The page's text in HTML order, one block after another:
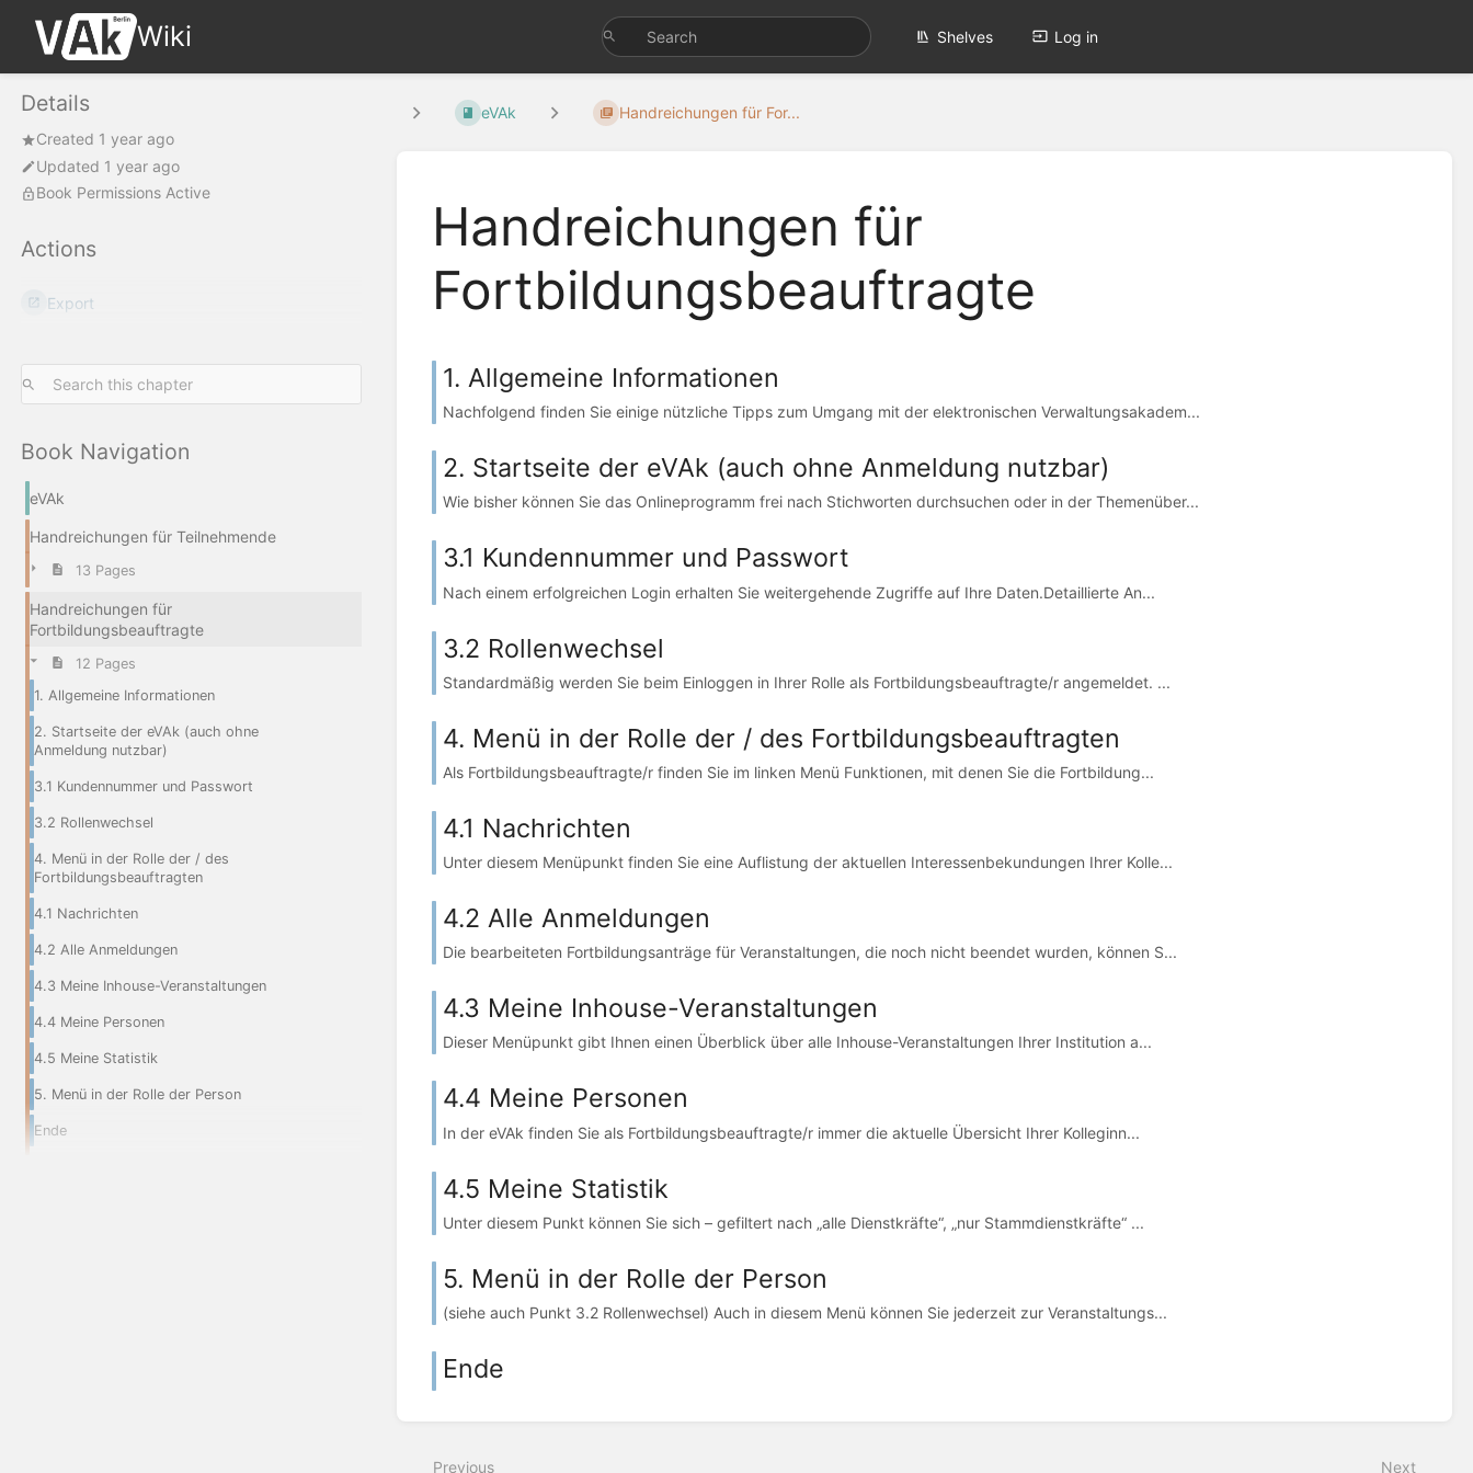
Wiki Shelves Log in
Details
Created 1 year ago
Updated 1 year ago
Book Permissions Active
Actions
Export
Book Navigation
eVAk
Handreichungen für Teilnehmende
13 Pages
Handreichungen für
Fortbildungsbeauftragte
12 Pages
1. Allgemeine Informationen
2. Startseite der eVAk (auch ohne
Anmeldung nutzbar)
3.1 Kundennummer und Passwort
3.2 Rollenwechsel
4. Menü in der Rolle der / des
Fortbildungsbeauftragten
4.1 Nachrichten
4.2 Alle Anmeldungen
4.3 Meine Inhouse-Veranstaltungen
4.4 Meine Personen
4.5 Meine Statistik
5. Menü in der Rolle der Person
Ende
eVAk Handreichungen für For...
Handreichungen für
Fortbildungsbeauftragte
1. Allgemeine Informationen
Nachfolgend finden Sie einige nützliche Tipps zum Umgang mit der elektronischen Verwaltungsakadem...
2. Startseite der eVAk (auch ohne Anmeldung nutzbar)
Wie bisher können Sie das Onlineprogramm frei nach Stichworten durchsuchen oder in der Themenüber...
3.1 Kundennummer und Passwort
Nach einem erfolgreichen Login erhalten Sie weitergehende Zugriffe auf Ihre Daten.Detaillierte An...
3.2 Rollenwechsel
Standardmäßig werden Sie beim Einloggen in Ihrer Rolle als Fortbildungsbeauftragte/r angemeldet. ...
4. Menü in der Rolle der / des Fortbildungsbeauftragten
Als Fortbildungsbeauftragte/r finden Sie im linken Menü Funktionen, mit denen Sie die Fortbildung...
4.1 Nachrichten
Unter diesem Menüpunkt finden Sie eine Auflistung der aktuellen Interessenbekundungen Ihrer Kolle...
4.2 Alle Anmeldungen
Die bearbeiteten Fortbildungsanträge für Veranstaltungen, die noch nicht beendet wurden, können S...
4.3 Meine Inhouse-Veranstaltungen
Dieser Menüpunkt gibt Ihnen einen Überblick über alle Inhouse-Veranstaltungen Ihrer Institution a...
4.4 Meine Personen
In der eVAk finden Sie als Fortbildungsbeauftragte/r immer die aktuelle Übersicht Ihrer Kolleginn...
4.5 Meine Statistik
Unter diesem Punkt können Sie sich – gefiltert nach „alle Dienstkräfte“, „nur Stammdienstkräfte“ ...
5. Menü in der Rolle der Person
(siehe auch Punkt 3.2 Rollenwechsel) Auch in diesem Menü können Sie jederzeit zur Veranstaltungs...
Ende
Previous Next